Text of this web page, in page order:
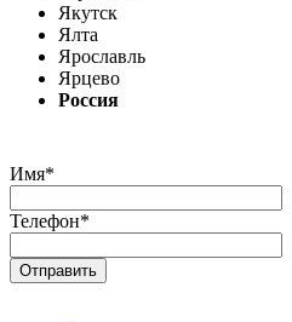
Якутск
Ялта
Ярославль
Ярцево
Россия
Имя*
Телефон*